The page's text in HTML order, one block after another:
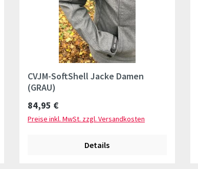
CVJM-SoftShell Jacke Damen
(GRAU)
Regulärer Preis:
84,95 €
Preise inkl. MwSt. zzgl. Versandkosten
Details